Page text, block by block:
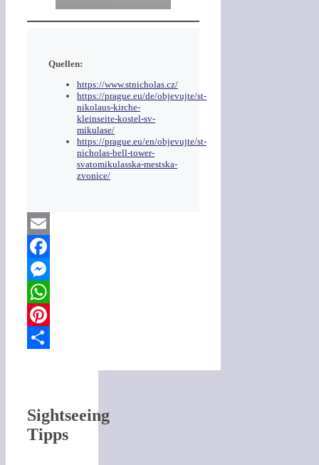
Quellen:
https://www.stnicholas.cz/
https://prague.eu/de/objevujte/st-
nikolaus-kirche-
kleinseite-kostel-sv-
mikulase/
https://prague.eu/en/objevujte/st-
nicholas-bell-tower-
svatomikulasska-mestska-
zvonice/
Email
Facebook
Messenger
WhatsApp
Pinterest
Sightseeing
Tipps